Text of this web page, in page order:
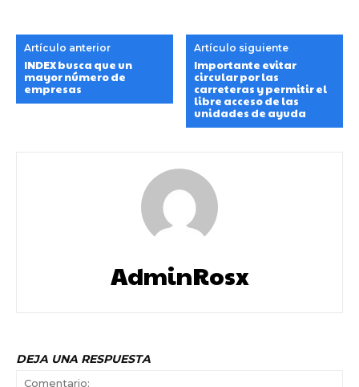
Artículo anterior
INDEX busca que un
mayor número de
empresas
Artículo siguiente
Importante evitar
circular por las
carreteras y permitir el
libre acceso de las
unidades de ayuda
AdminRosx
DEJA UNA RESPUESTA